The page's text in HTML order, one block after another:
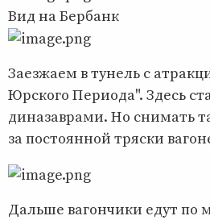
Вид на Бербанк
Заезжаем в тунель с
Юрского Периода". Здесь
диназаврами. Но снимать
за постоянной тряски
Дальше вагончики едут по